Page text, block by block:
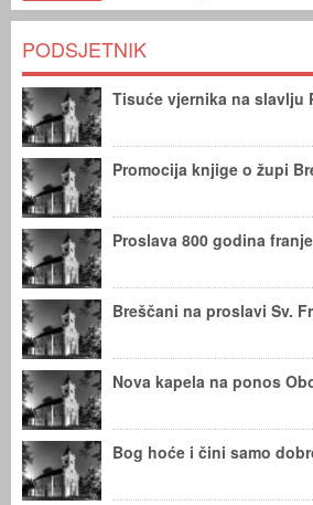
PODSJETNIK
Tisuće vjernika na slavlju
Promocija knjige o župi
Proslava 800 godina
Breščani na proslavi Sv.
Nova kapela na ponos
Bog hoće i čini samo